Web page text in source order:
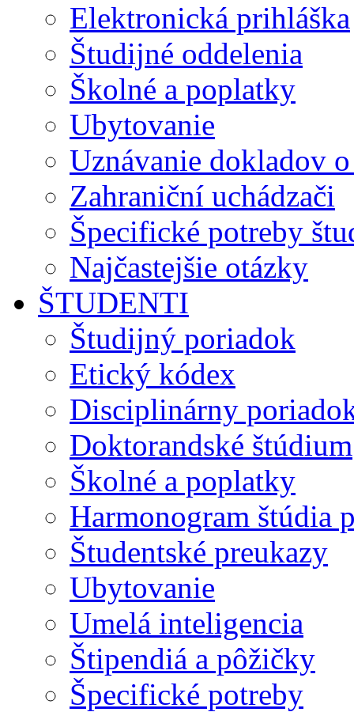
Elektronická prihláška
Študijné oddelenia
Školné a poplatky
Ubytovanie
Uznávanie dokladov
Zahraniční uchádzači
Špecifické potreby
Najčastejšie otázky
ŠTUDENTI
Študijný poriadok
Etický kódex
Disciplinárny
Doktorandské štúdium
Školné a poplatky
Harmonogram štúdia
Študentské preukazy
Ubytovanie
Umelá inteligencia
Štipendiá a pôžičky
Špecifické potreby